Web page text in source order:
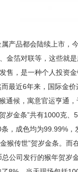
品都会陆续上市，
箔对联等，这些就是
，是一种个人投资金
最近6年来，国际金
候，寓意官运亨通，
金条”共有1000克、
，成色均为99.99%
猴传世”贺岁金条。
公司发行的猴年贺岁